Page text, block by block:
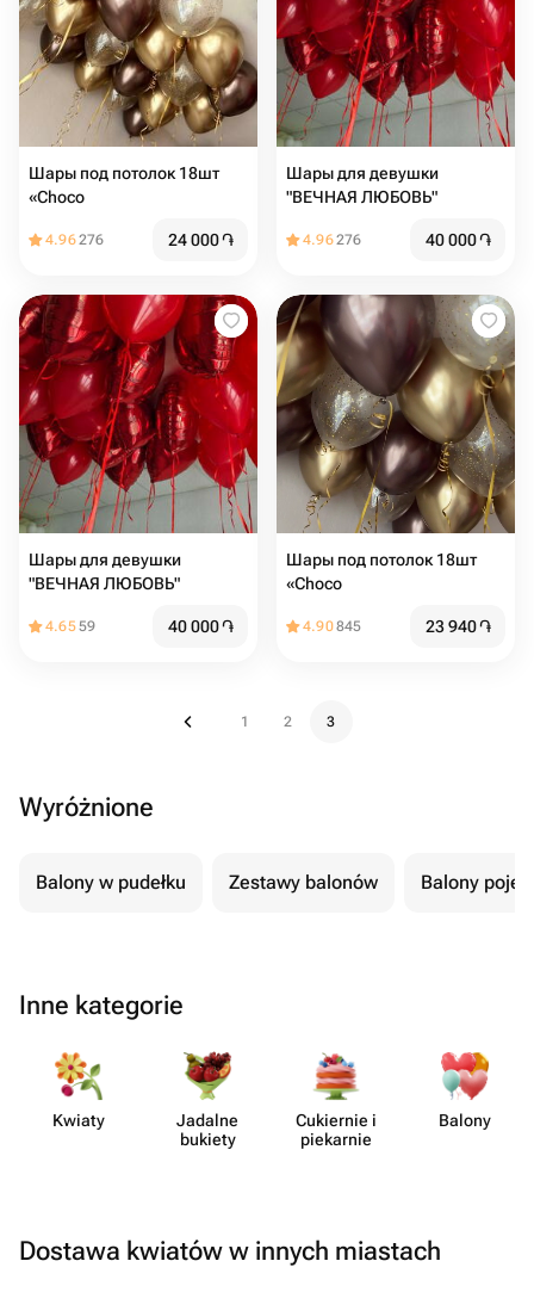
Шары под потолок 18шт
«Choco
4.96276 24 000֏
Шары для девушки
"ВЕЧНАЯ ЛЮБОВЬ"
4.96276 40 000֏
Шары для девушки
"ВЕЧНАЯ ЛЮБОВЬ"
4.6559 40 000֏
Шары под потолок 18шт
«Choco
4.90845 23 940֏
1 2 3
Wyróżnione
Balony w pudełku Zestawy balonów Balony
Inne kategorie
Kwiaty
Jadalne
bukiety
Cukiernie i
piekarnie
Balony
Dostawa kwiatów w innych miastach